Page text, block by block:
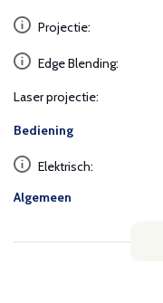
Projectie:
Edge Blending:
Laser projectie:
Bediening
Elektrisch:
Algemeen